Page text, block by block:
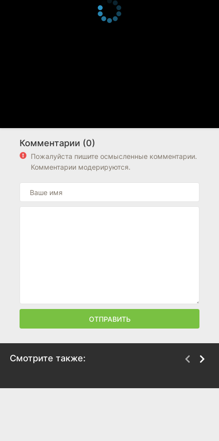
Комментарии (0)
Пожалуйста пишите осмысленные комментарии.
Комментарии модерируются.
ОТПРАВИТЬ
Смотрите также: